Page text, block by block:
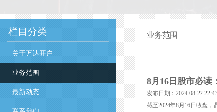
栏目分类
关于万达开户
业务范围
最新动态
业务范围
8月16日股市必读
发布日期：2024-08-22
截至2024年8月16日收盘，